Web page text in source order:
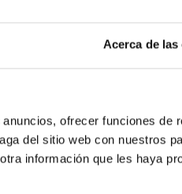
Acerca de
ofrecer funciones de
del sitio web con nuestros
información que les haya
of the Lucy
primary target of the NASA
over the combined two-night